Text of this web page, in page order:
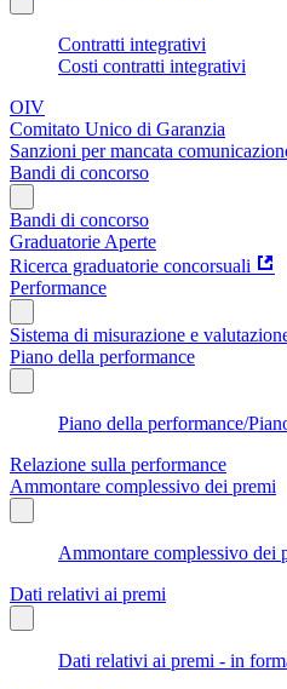
Contratti integrativi
Costi contratti integrativi
OIV
Comitato Unico di Garanzia
Sanzioni per mancata
Bandi di concorso
Bandi di concorso
Graduatorie Aperte
Ricerca graduatorie concorsuali
Performance
Sistema di misurazione e
Piano della performance
Piano della performance/
Relazione sulla performance
Ammontare complessivo dei premi
Ammontare complessivo dei
Dati relativi ai premi
Dati relativi ai premi - in